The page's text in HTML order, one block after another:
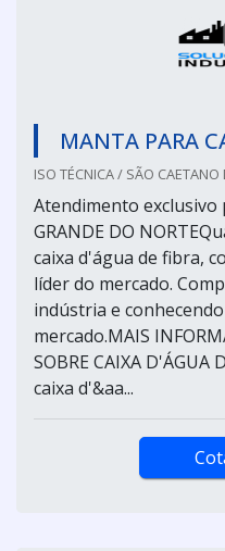
MANTA PARA
ISO TÉCNICA / SÃO CAETANO
Atendimento exclusivo
GRANDE DO
caixa d'água de fibra,
líder do mercado.
indústria e
mercado.MAIS
SOBRE CAIXA D'ÁGUA
caixa d'&aa...